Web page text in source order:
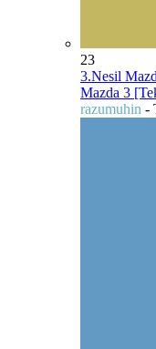
23
3.Nesil
Mazda 3
razumuhin -